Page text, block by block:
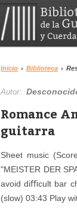
Inicio › Biblioteca ›
Autor:
Romance
guitarra
Sheet music
"MEISTER DER
avoid diﬃcult bar
(slow) 03:43 Play